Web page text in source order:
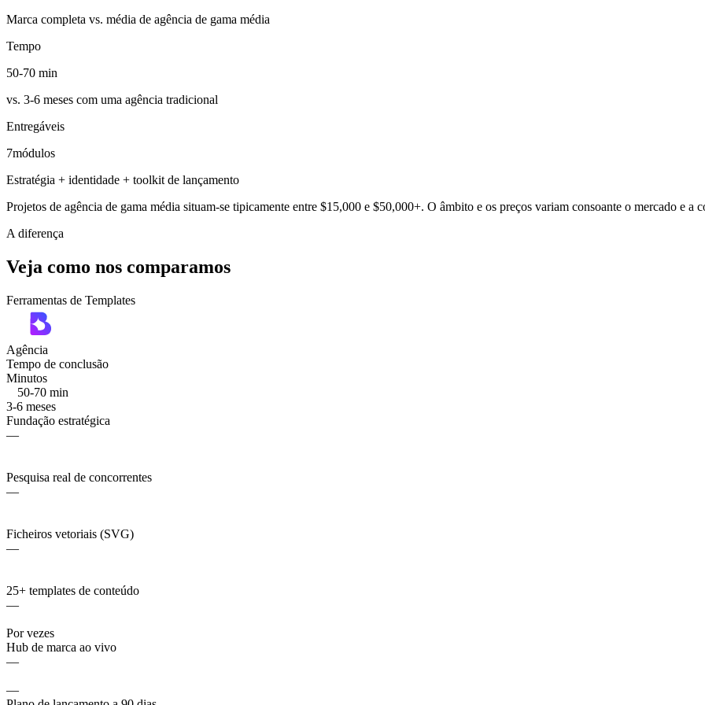
Marca completa vs. média de agência de gama média
Tempo
50-70 min
vs. 3-6 meses com uma agência tradicional
Entregáveis
7módulos
Estratégia + identidade + toolkit de lançamento
Projetos de agência de gama média situam-se tipicamente entre $15,000 e $50,000+. O âmbito e os preços variam consoante o mercado e a
A diferença
Veja como nos comparamos
Ferramentas de Templates
Agência
Tempo de conclusão
Minutos
50-70 min
3-6 meses
Fundação estratégica
—
Pesquisa real de concorrentes
—
Ficheiros vetoriais (SVG)
—
25+ templates de conteúdo
—
Por vezes
Hub de marca ao vivo
—
—